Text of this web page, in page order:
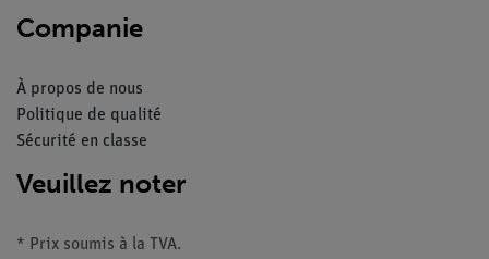
Companie
À propos de nous
Politique de qualité
Sécurité en classe
Veuillez noter
* Prix soumis à la TVA.